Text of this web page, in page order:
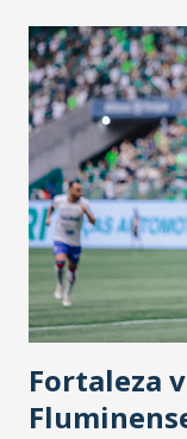
confraternização.
mais emocionante,
Fortaleza e do
apoio de
Este é um evento
Jovem Fortaleza.
mas de grande
época de
envolvidos sintam
de un...
Fortaleza